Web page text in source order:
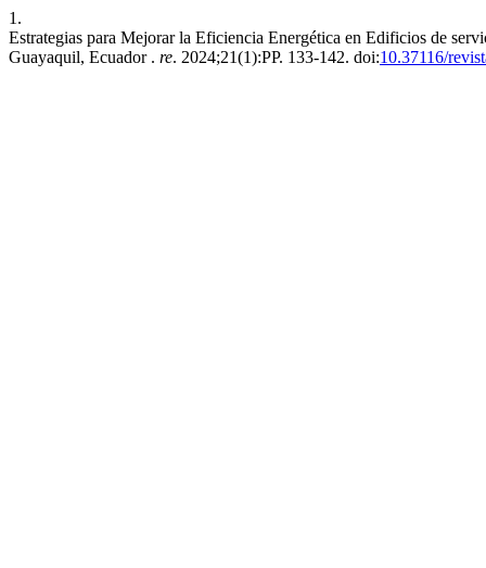
1.
Estrategias para Mejorar la Eficiencia Energética en Edificios de
Guayaquil, Ecuador . re. 2024;21(1):PP. 133-142. doi:10.37116/